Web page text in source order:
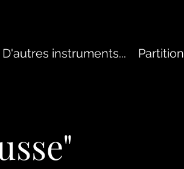
D'autres instruments...